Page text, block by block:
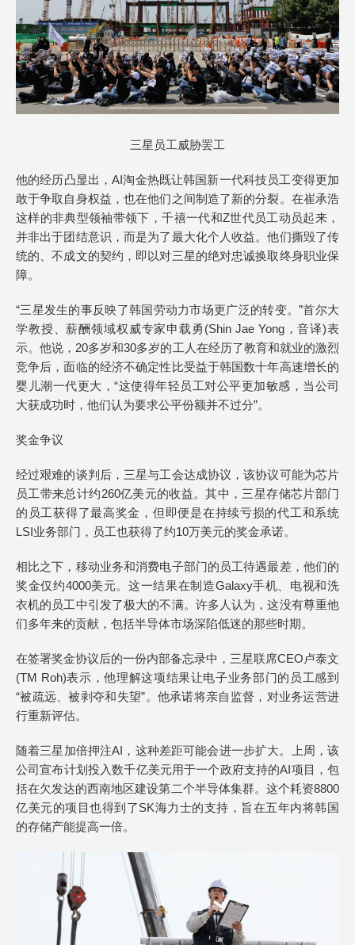
三星员工威胁罢工
他的经历凸显出，AI淘金热既让韩国新一代科技员工变得更加
敢于争取自身权益，也在他们之间制造了新的分裂。在崔承浩
这样的非典型领袖带领下，千禧一代和Z世代员工动员起来，
并非出于团结意识，而是为了最大化个人收益。他们撕毁了传
统的、不成文的契约，即以对三星的绝对忠诚换取终身职业保
障。
“三星发生的事反映了韩国劳动力市场更广泛的转变。”首尔大
学教授、薪酬领域权威专家申载勇(Shin Jae Yong，音译)表
示。他说，20多岁和30多岁的工人在经历了教育和就业的激烈
竞争后，面临的经济不确定性比受益于韩国数十年高速增长的
婴儿潮一代更大，“这使得年轻员工对公平更加敏感，当公司
大获成功时，他们认为要求公平份额并不过分”。
奖金争议
经过艰难的谈判后，三星与工会达成协议，该协议可能为芯片
员工带来总计约260亿美元的收益。其中，三星存储芯片部门
的员工获得了最高奖金，但即便是在持续亏损的代工和系统
LSI业务部门，员工也获得了约10万美元的奖金承诺。
相比之下，移动业务和消费电子部门的员工待遇最差，他们的
奖金仅约4000美元。这一结果在制造Galaxy手机、电视和洗
衣机的员工中引发了极大的不满。许多人认为，这没有尊重他
们多年来的贡献，包括半导体市场深陷低迷的那些时期。
在签署奖金协议后的一份内部备忘录中，三星联席CEO卢泰文
(TM Roh)表示，他理解这项结果让电子业务部门的员工感到
“被疏远、被剥夺和失望”。他承诺将亲自监督，对业务运营进
行重新评估。
随着三星加倍押注AI，这种差距可能会进一步扩大。上周，该
公司宣布计划投入数千亿美元用于一个政府支持的AI项目，包
括在欠发达的西南地区建设第二个半导体集群。这个耗资8800
亿美元的项目也得到了SK海力士的支持，旨在五年内将韩国
的存储产能提高一倍。